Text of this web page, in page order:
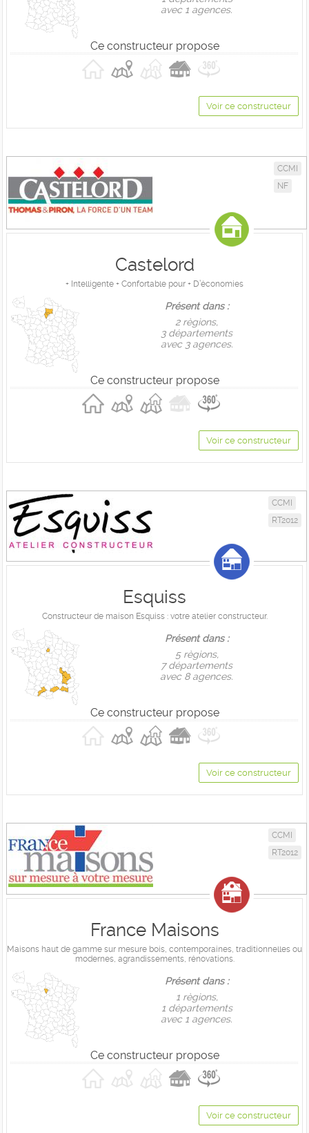
avec 1 agences.
Ce constructeur propose
Voir ce constructeur
CCMI
NF
Castelord
+ Intelligente + Confortable pour + D’économies
Présent dans :
2 règions,
3 départements
avec 3 agences.
Ce constructeur propose
Voir ce constructeur
CCMI
RT2012
Esquiss
Constructeur de maison Esquiss : votre atelier constructeur.
Présent dans :
5 règions,
7 départements
avec 8 agences.
Ce constructeur propose
Voir ce constructeur
CCMI
RT2012
France Maisons
Maisons haut de gamme sur mesure bois, contemporaines, traditionnelles ou
modernes, agrandissements, rénovations.
Présent dans :
1 règions,
1 départements
avec 1 agences.
Ce constructeur propose
Voir ce constructeur